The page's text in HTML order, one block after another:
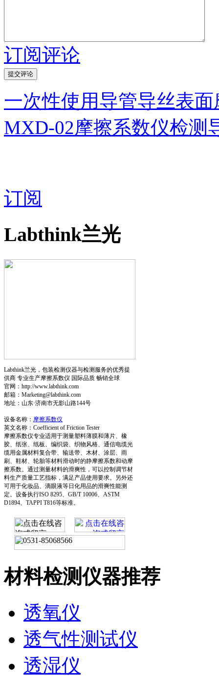
订阅评论
一次性使用导管导丝表
MXD-02摩擦系数仪检测
订阅
Labthink兰光
Labthink兰光，包装检测仪器与检测服务的优秀提
供商 专业生产摩擦系数仪 国际品质 畅销全球
官网：http://www.labthink.com
邮箱：Marketing@labthink.com
地址：山东·济南市无影山路144号
设备名称： 摩擦系数仪
英文名称：Coefficient of Friction Tester
摩擦系数仪专业适用于测量塑料薄膜和薄片、橡
胶、纸张、纸板、编织袋、织物风格、通信电缆光
缆用金属材料复合带、输送带、木材、涂层、雨
刷、鞋材、轮胎等材料滑动时的静摩擦系数和动摩
擦系数。通过测量材料的滑爽性，可以控制调节材
料生产质量工艺指标，满足产品使用要求。另外还
可用于化妆品、滴眼液等日化用品的滑爽性能测
定。设备执行ISO 8295、GB/T 10006、ASTM
D1894、TAPPI T816等标准。
材料检测仪器推荐
透氧仪
透气性测试仪
透湿仪